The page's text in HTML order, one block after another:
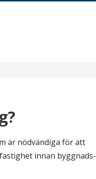
är nödvändiga för att
innan byggnads-